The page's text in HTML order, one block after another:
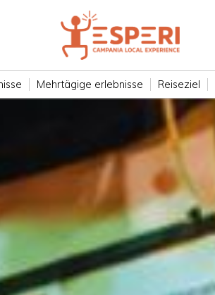
Mehrtägige erlebnisse Reiseziel